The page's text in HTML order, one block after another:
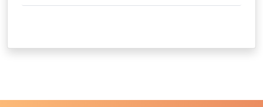
UNIVERSITAS JEMBER